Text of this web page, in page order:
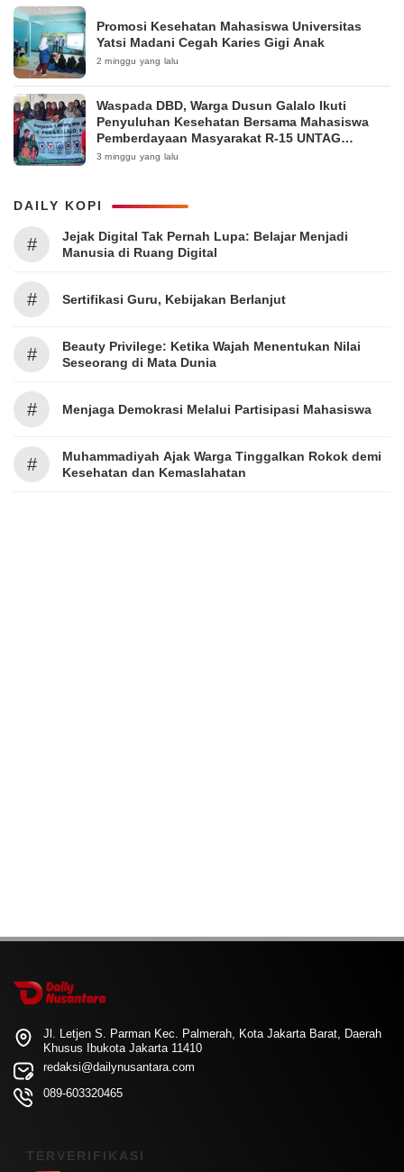
Promosi Kesehatan Mahasiswa Universitas
Yatsi Madani Cegah Karies Gigi Anak
2 minggu yang lalu
Waspada DBD, Warga Dusun Galalo Ikuti
Penyuluhan Kesehatan Bersama Mahasiswa
Pemberdayaan Masyarakat R-15 UNTAG
Surabaya 2026
3 minggu yang lalu
DAILY KOPI
#
Jejak Digital Tak Pernah Lupa: Belajar Menjadi
Manusia di Ruang Digital
# Sertifikasi Guru, Kebijakan Berlanjut
#
Beauty Privilege: Ketika Wajah Menentukan Nilai
Seseorang di Mata Dunia
# Menjaga Demokrasi Melalui Partisipasi Mahasiswa
#
Muhammadiyah Ajak Warga Tinggalkan Rokok demi
Kesehatan dan Kemaslahatan
Jl. Letjen S. Parman Kec. Palmerah, Kota Jakarta Barat, Daerah
Khusus Ibukota Jakarta 11410
redaksi@dailynusantara.com
089-603320465
TERVERIFIKASI